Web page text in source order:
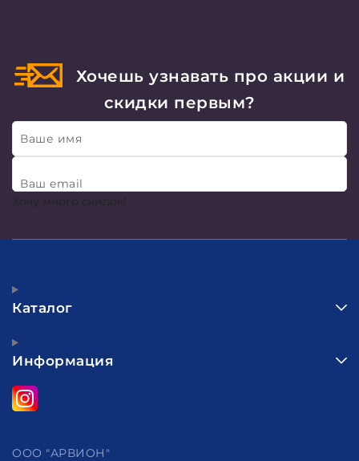
Хочешь узнавать про акции и
скидки первым?
Ваше имя
Ваш email
Хочу много скидок!
Каталог
Информация
ООО "АРВИОН"